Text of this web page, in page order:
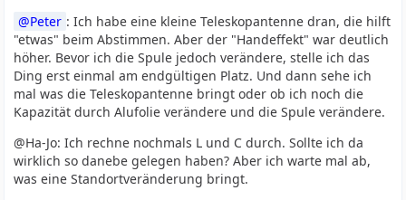
Peter : Ich habe eine kleine Teleskopantenne dran, die hilft
"etwas" beim Abstimmen. Aber der "Handeffekt" war deutlich
höher. Bevor ich die Spule jedoch verändere, stelle ich das
Ding erst einmal am endgültigen Platz. Und dann sehe ich
mal was die Teleskopantenne bringt oder ob ich noch die
Kapazität durch Alufolie verändere und die Spule verändere.
@Ha-Jo: Ich rechne nochmals L und C durch. Sollte ich da
wirklich so danebe gelegen haben? Aber ich warte mal ab,
was eine Standortveränderung bringt.